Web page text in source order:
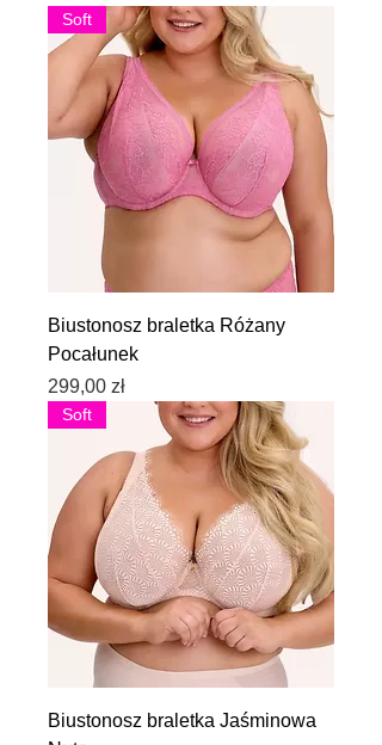
Soft
Biustonosz braletka Różany
Pocałunek
Cena
299,00 zł
Soft
Biustonosz braletka Jaśminowa